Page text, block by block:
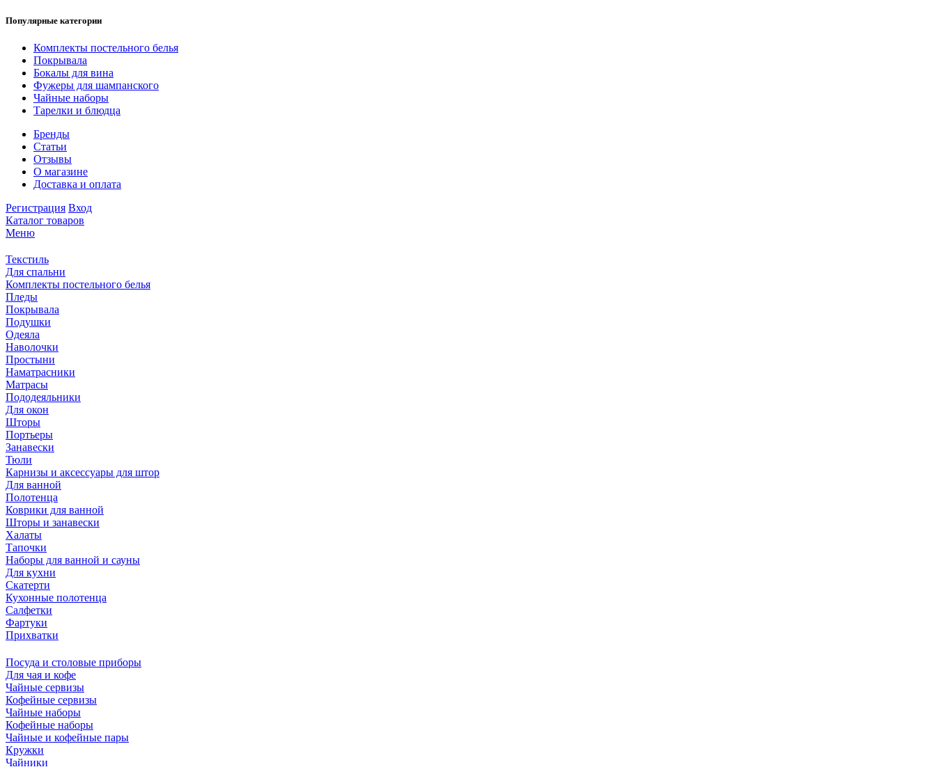
Популярные категории
Комплекты постельного белья
Покрывала
Бокалы для вина
Фужеры для шампанского
Чайные наборы
Тарелки и блюдца
Бренды
Статьи
Отзывы
О магазине
Доставка и оплата
Регистрация Вход
Каталог товаров
Меню
Текстиль
Для спальни
Комплекты постельного белья
Пледы
Покрывала
Подушки
Одеяла
Наволочки
Простыни
Наматрасники
Матрасы
Пододеяльники
Для окон
Шторы
Портьеры
Занавески
Тюли
Карнизы и аксессуары для штор
Для ванной
Полотенца
Коврики для ванной
Шторы и занавески
Халаты
Тапочки
Наборы для ванной и сауны
Для кухни
Скатерти
Кухонные полотенца
Салфетки
Фартуки
Прихватки
Посуда и столовые приборы
Для чая и кофе
Чайные сервизы
Кофейные сервизы
Чайные наборы
Кофейные наборы
Чайные и кофейные пары
Кружки
Чайники